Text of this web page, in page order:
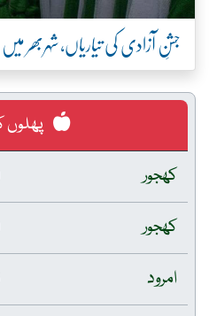
جشنِ آزادی کی تیاریاں، شہربھر
کھجور
کھجور
امرود